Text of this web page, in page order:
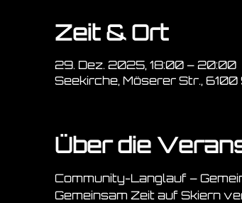
Zeit & Ort
29. Dez. 2025, 18:00 – 20:00
Seekirche, Möserer Str.,
Über die
Community-Langlauf –
Gemeinsam Zeit auf Skiern